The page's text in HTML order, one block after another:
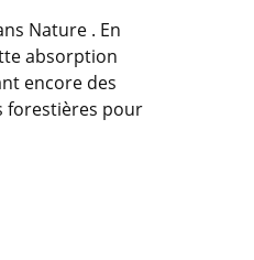
Nature . En
absorption
encore des
forestières pour